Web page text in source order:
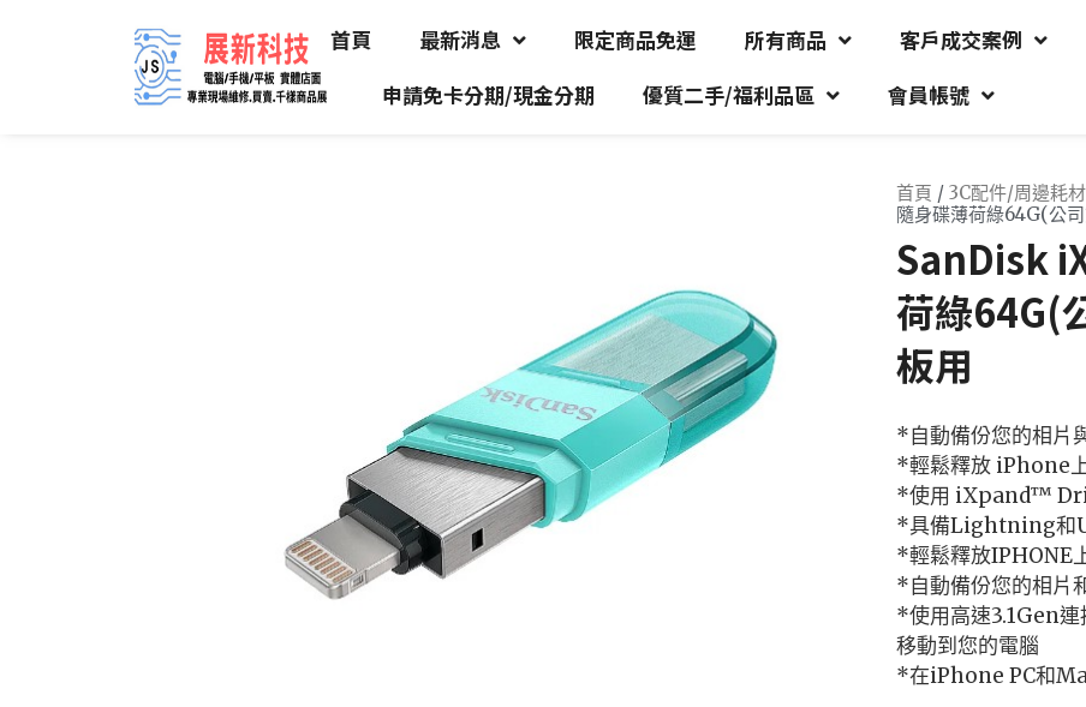
首頁 最新消息 限定商品免運 所有商品
客戶成交案例
申請免卡分期/現金分期
優質二手/福利品區 會員帳號
首頁 / 3C配件/周邊耗材
隨身碟薄荷綠64G(公
SanDisk
荷綠64G(
板用
*自動備份您的相片
*輕鬆釋放 iPhone
*使用 iXpand™
*具備Lightning和
*輕鬆釋放IPHONE
*自動備份您的相片
*使用高速3.1Gen
移動到您的電腦
*在iPhone PC和